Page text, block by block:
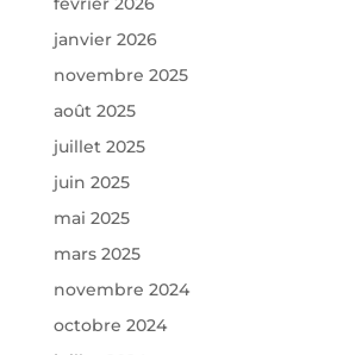
janvier 2026
novembre 2025
août 2025
juillet 2025
juin 2025
mai 2025
mars 2025
novembre 2024
octobre 2024